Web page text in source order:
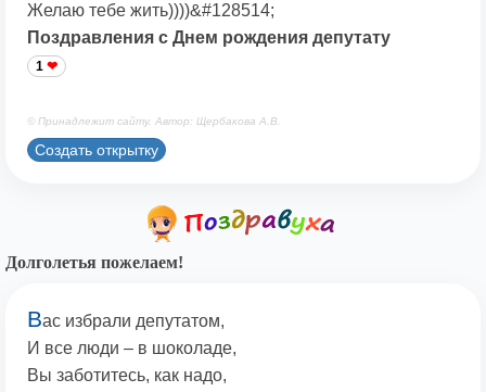
Желаю тебе жить))))&#128514;
Поздравления с Днем рождения депутату
1
© Принадлежит сайту. Автор: Щербакова А.В.
Создать открытку
Долголетья пожелаем!
Вас избрали депутатом,
И все люди – в шоколаде,
Вы заботитесь, как надо,